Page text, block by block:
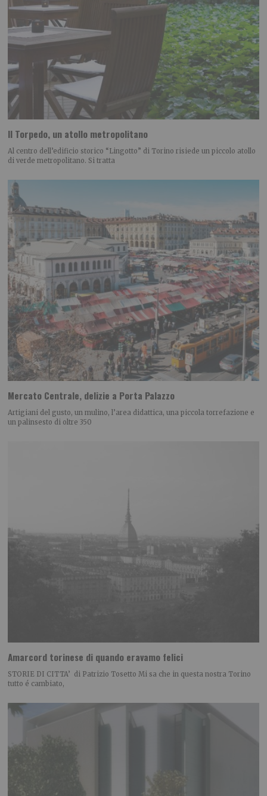
Il Torpedo, un atollo metropolitano
Al centro dell’edificio storico “Lingotto” di Torino risiede un piccolo atollo
di verde metropolitano. Si tratta
Mercato Centrale, delizie a Porta Palazzo
Artigiani del gusto, un mulino, l’area didattica, una piccola torrefazione e
un palinsesto di oltre 350
Amarcord torinese di quando eravamo felici
STORIE DI CITTA’ di Patrizio Tosetto Mi sa che in questa nostra Torino
tutto é cambiato,